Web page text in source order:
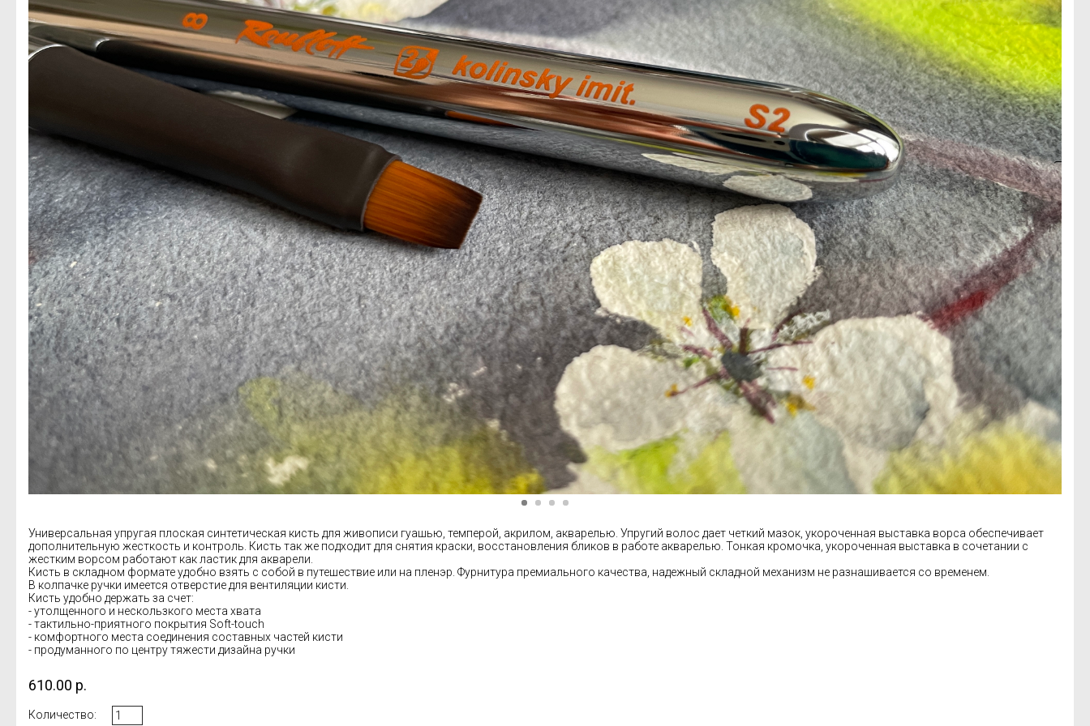
Универсальная упругая плоская синтетическая кисть для живописи гуашью, темперой, акрилом, акварелью. Упругий волос дает четкий мазок, укороченная выставка ворса обеспечивает
дополнительную жесткость и контроль. Кисть так же подходит для снятия краски, восстановления бликов в работе акварелью. Тонкая кромочка, укороченная выставка в сочетании с
жестким ворсом работают как ластик для акварели.
Кисть в складном формате удобно взять с собой в путешествие или на пленэр. Фурнитура премиального качества, надежный складной механизм не разнашивается со временем.
В колпачке ручки имеется отверстие для вентиляции кисти.
Кисть удобно держать за счет:
- утолщенного и нескользкого места хвата
- тактильно-приятного покрытия Soft-touch
- комфортного места соединения составных частей кисти
- продуманного по центру тяжести дизайна ручки
610.00 р.
Количество: